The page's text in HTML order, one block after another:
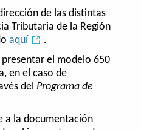
de las distintas
Tributaria de la Región
aquí
.
el modelo 650
en el caso de
del Programa de
a la documentación